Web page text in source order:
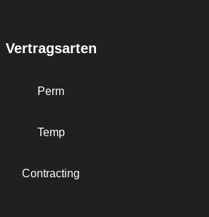
Vertragsarten
Perm
Temp
Contracting